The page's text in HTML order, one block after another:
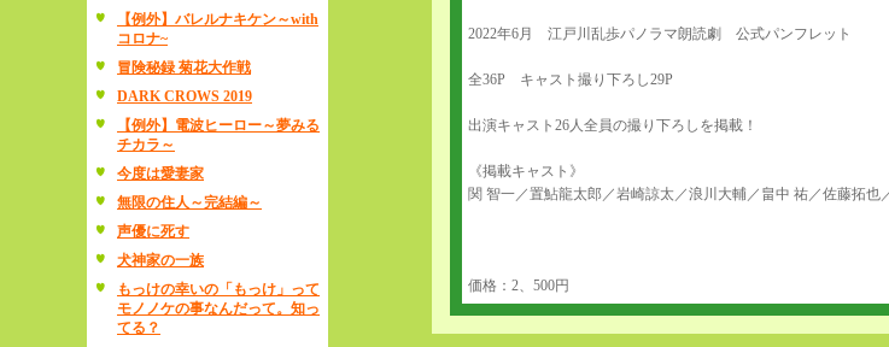
【例外】バレルナキケン～with
コロナ~
冒険秘録 菊花大作戦
DARK CROWS 2019
【例外】電波ヒーロー～夢みる
チカラ～
今度は愛妻家
無限の住人～完結編～
声優に死す
犬神家の一族
もっけの幸いの「もっけ」って
モノノケの事なんだって。知っ
てる？
2022年6月 江戸川乱歩パノラマ朗読劇 公式パンフレット
全36P キャスト撮り下ろし29P
出演キャスト26人全員の撮り下ろしを掲載！
《掲載キャスト》
関 智一／置鮎龍太郎／岩崎諒太／浪川大輔／畠中 祐／佐藤拓
価格：2、500円